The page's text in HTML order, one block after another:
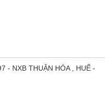
- NXB THUẬN HÓA , HUẾ -